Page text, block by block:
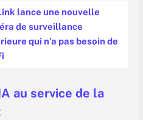
lance une nouvelle
de surveillance
qui n’a pas besoin de
au service de la